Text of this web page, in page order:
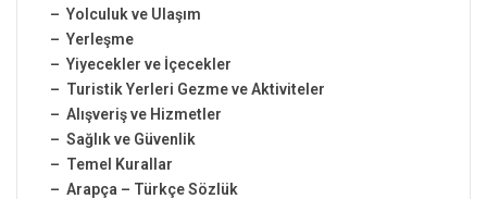
– Yolculuk ve Ulaşım
– Yerleşme
– Yiyecekler ve İçecekler
– Turistik Yerleri Gezme ve Aktiviteler
– Alışveriş ve Hizmetler
– Sağlık ve Güvenlik
– Temel Kurallar
– Arapça – Türkçe Sözlük